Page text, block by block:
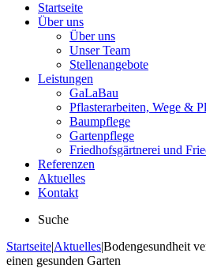
Startseite
Über uns
Über uns
Unser Team
Stellenangebote
Leistungen
GaLaBau
Pflasterarbeiten, Wege &
Baumpflege
Gartenpflege
Friedhofsgärtnerei und
Referenzen
Aktuelles
Kontakt
Suche
Startseite|Aktuelles|Bodengesundheit
einen gesunden Garten